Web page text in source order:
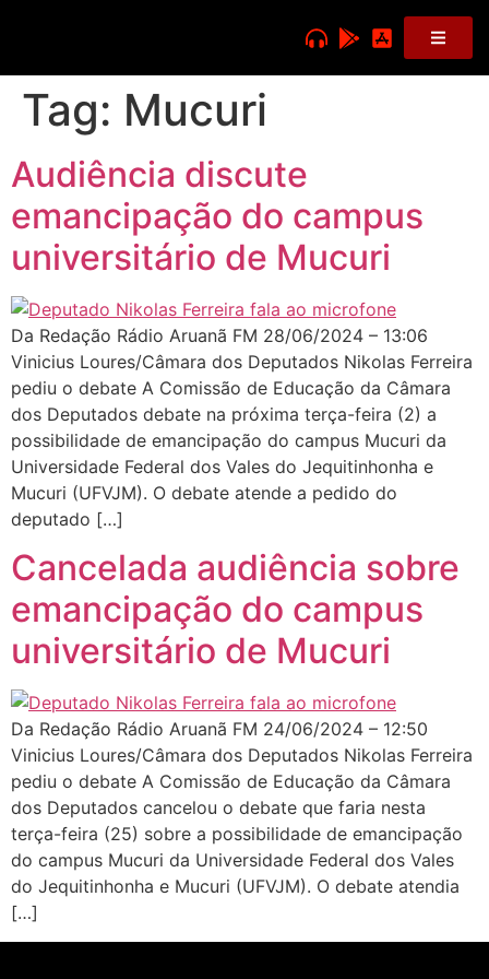
Tag: Mucuri
Audiência discute
emancipação do campus
universitário de Mucuri
Da Redação Rádio Aruanã FM 28/06/2024 – 13:06
Vinicius Loures/Câmara dos Deputados Nikolas Ferreira
pediu o debate A Comissão de Educação da Câmara
dos Deputados debate na próxima terça-feira (2) a
possibilidade de emancipação do campus Mucuri da
Universidade Federal dos Vales do Jequitinhonha e
Mucuri (UFVJM). O debate atende a pedido do
deputado […]
Cancelada audiência sobre
emancipação do campus
universitário de Mucuri
Da Redação Rádio Aruanã FM 24/06/2024 – 12:50
Vinicius Loures/Câmara dos Deputados Nikolas Ferreira
pediu o debate A Comissão de Educação da Câmara
dos Deputados cancelou o debate que faria nesta
terça-feira (25) sobre a possibilidade de emancipação
do campus Mucuri da Universidade Federal dos Vales
do Jequitinhonha e Mucuri (UFVJM). O debate atendia
[…]